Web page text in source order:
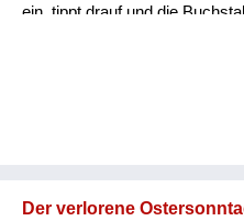
ein, tippt drauf und die
Der verlorene